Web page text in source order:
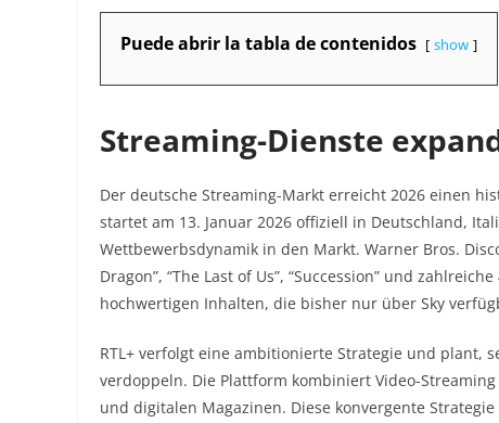
Puede abrir la tabla de contenidos show
Streaming-Dienste
Der deutsche Streaming-Markt erreicht 2026 einen
startet am 13. Januar 2026 offiziell in Deutschland,
Wettbewerbsdynamik in den Markt. Warner Bros.
Dragon”, “The Last of Us”, “Succession” und
hochwertigen Inhalten, die bisher nur über Sky
RTL+ verfolgt eine ambitionierte Strategie und plant,
verdoppeln. Die Plattform kombiniert Video-
und digitalen Magazinen. Diese konvergente